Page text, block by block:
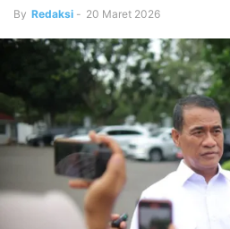
By Redaksi - 20 Maret 2026